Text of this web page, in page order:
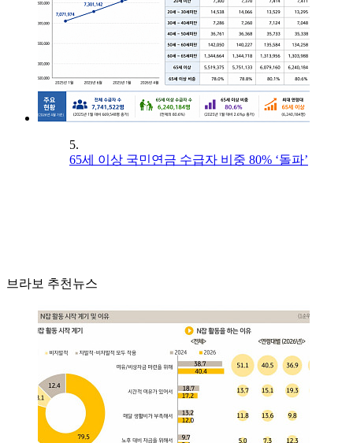
5.
65세 이상 국민연금 수급자 비중 80% ‘돌파’
브라보 추천뉴스